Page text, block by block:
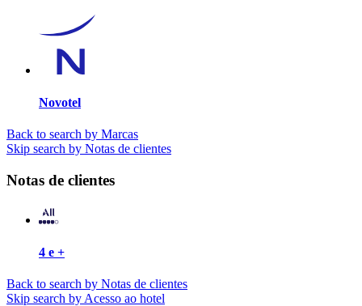
Novotel
Back to search by Marcas
Skip search by Notas de clientes
Notas de clientes
4 e +
Back to search by Notas de clientes
Skip search by Acesso ao hotel